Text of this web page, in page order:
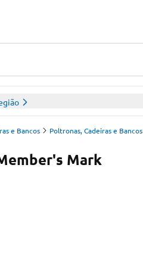
e Bancos Poltronas, Cadeiras e Bancos
Mark